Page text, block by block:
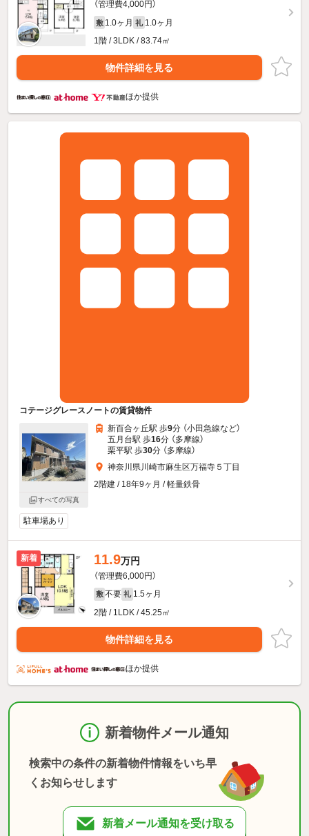
（管理費4,000円）
敷 1.0ヶ月 礼 1.0ヶ月
1階 / 3LDK / 83.74㎡
物件詳細を見る
ほか提供
コテージグレースノートの賃貸物件
すべての写真
新百合ヶ丘駅 歩9分 （小田急線など）
五月台駅 歩16分 （多摩線）
栗平駅 歩30分 （多摩線）
神奈川県川崎市麻生区万福寺５丁目
2階建 / 18年9ヶ月 / 軽量鉄骨
駐車場あり
新着 11.9万円
（管理費6,000円）
敷 不要 礼 1.5ヶ月
2階 / 1LDK / 45.25㎡
物件詳細を見る
ほか提供
新着物件メール通知
検索中の条件の新着物件情報をいち早
くお知らせします
新着メール通知を受け取る